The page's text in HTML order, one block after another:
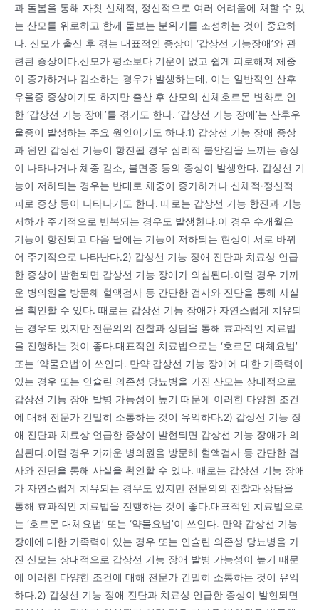
과 돌봄을 통해 자칫 신체적, 정신적으로 여러 어려움에 처할 수 있
는 산모를 위로하고 함께 돌보는 분위기를 조성하는 것이 중요하
다. 산모가 출산 후 겪는 대표적인 증상이 ‘갑상선 기능장애’와 관
련된 증상이다.산모가 평소보다 기운이 없고 쉽게 피로해져 체중
이 증가하거나 감소하는 경우가 발생하는데, 이는 일반적인 산후
우울증 증상이기도 하지만 출산 후 산모의 신체호르몬 변화로 인
한 ‘갑상선 기능 장애’를 겪기도 한다. ‘갑상선 기능 장애’는 산후우
울증이 발생하는 주요 원인이기도 하다.1) 갑상선 기능 장애 증상
과 원인 갑상선 기능이 항진될 경우 심리적 불안감을 느끼는 증상
이 나타나거나 체중 감소, 불면증 등의 증상이 발생한다. 갑상선 기
능이 저하되는 경우는 반대로 체중이 증가하거나 신체적·정신적
피로 증상 등이 나타나기도 한다. 때로는 갑상선 기능 항진과 기능
저하가 주기적으로 반복되는 경우도 발생한다.이 경우 수개월은
기능이 항진되고 다음 달에는 기능이 저하되는 현상이 서로 바뀌
어 주기적으로 나타난다.2) 갑상선 기능 장애 진단과 치료상 언급
한 증상이 발현되면 갑상선 기능 장애가 의심된다.이럴 경우 가까
운 병의원을 방문해 혈액검사 등 간단한 검사와 진단을 통해 사실
을 확인할 수 있다. 때로는 갑상선 기능 장애가 자연스럽게 치유되
는 경우도 있지만 전문의의 진찰과 상담을 통해 효과적인 치료법
을 진행하는 것이 좋다.대표적인 치료법으로는 ‘호르몬 대체요법’
또는 ‘약물요법’이 쓰인다. 만약 갑상선 기능 장애에 대한 가족력이
있는 경우 또는 인슐린 의존성 당뇨병을 가진 산모는 상대적으로
갑상선 기능 장애 발병 가능성이 높기 때문에 이러한 다양한 조건
에 대해 전문가 긴밀히 소통하는 것이 유익하다.2) 갑상선 기능 장
애 진단과 치료상 언급한 증상이 발현되면 갑상선 기능 장애가 의
심된다.이럴 경우 가까운 병의원을 방문해 혈액검사 등 간단한 검
사와 진단을 통해 사실을 확인할 수 있다. 때로는 갑상선 기능 장애
가 자연스럽게 치유되는 경우도 있지만 전문의의 진찰과 상담을
통해 효과적인 치료법을 진행하는 것이 좋다.대표적인 치료법으로
는 ‘호르몬 대체요법’ 또는 ‘약물요법’이 쓰인다. 만약 갑상선 기능
장애에 대한 가족력이 있는 경우 또는 인슐린 의존성 당뇨병을 가
진 산모는 상대적으로 갑상선 기능 장애 발병 가능성이 높기 때문
에 이러한 다양한 조건에 대해 전문가 긴밀히 소통하는 것이 유익
하다.2) 갑상선 기능 장애 진단과 치료상 언급한 증상이 발현되면